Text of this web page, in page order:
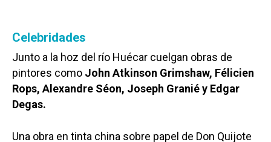
Celebridades
Junto a la hoz del río Huécar cuelgan obras de
pintores como John Atkinson Grimshaw, Félicien
Rops, Alexandre Séon, Joseph Granié y Edgar
Degas.
Una obra en tinta china sobre papel de Don Quijote